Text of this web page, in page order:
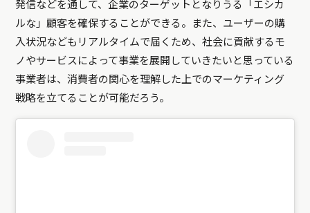
発信などを通して、企業のターゲットとなりうる「エシカ
ルな」顧客を確保することができる。また、ユーザーの購
入状況などもリアルタイムで届くため、社会に貢献するモ
ノやサービスによって事業を展開していきたいと思っている
事業者は、消費者の関心を理解した上でのマーケティング
戦略を立てることが可能だろう。